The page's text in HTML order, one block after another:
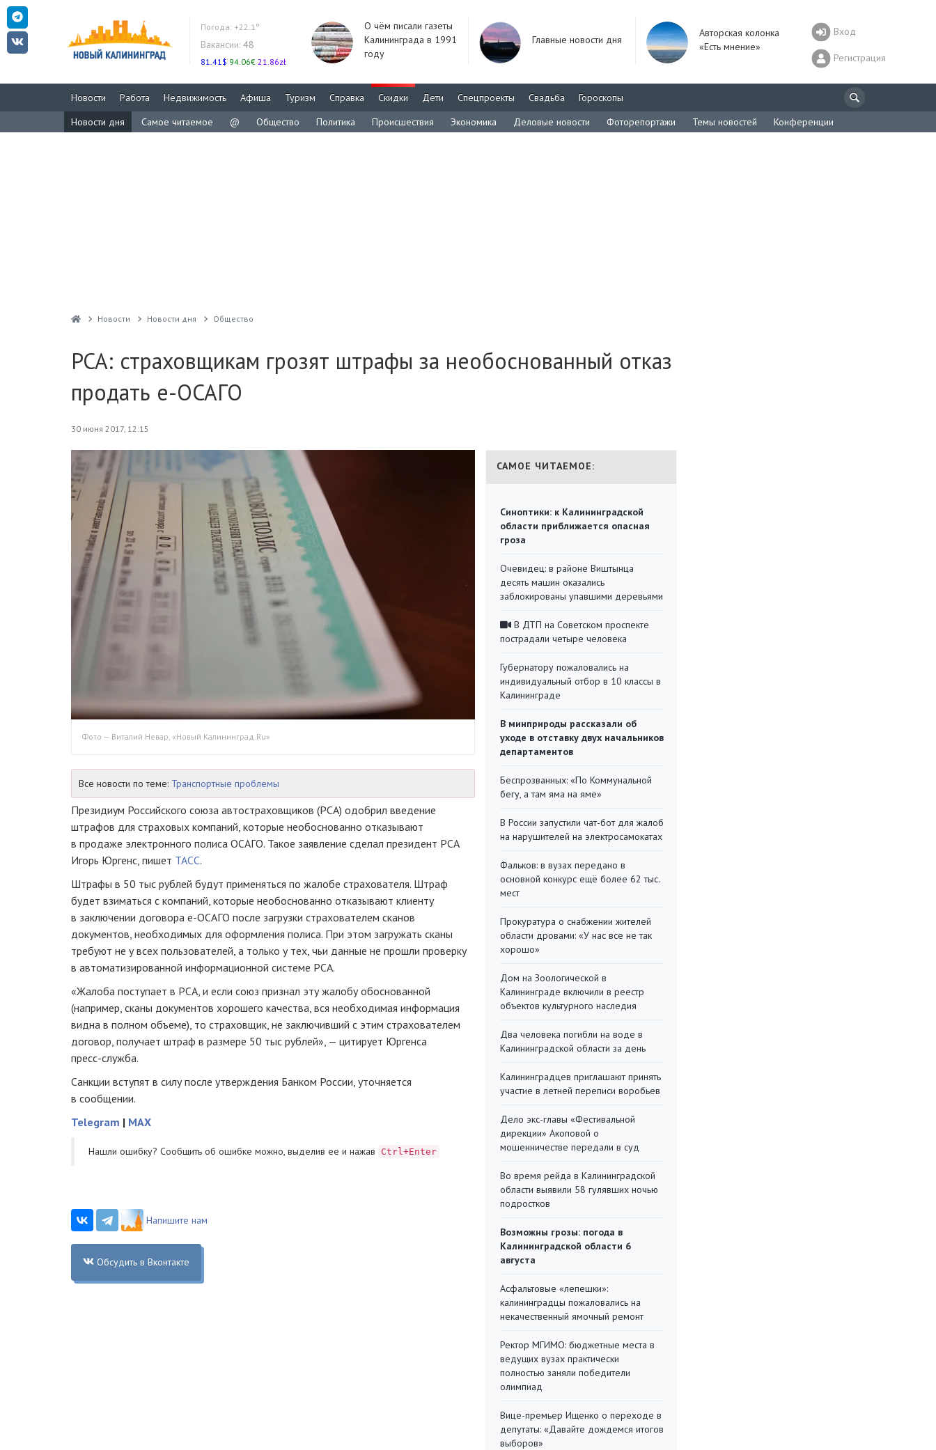
Погода: +22.1°
Вакансии: 48
81.41$ 94.06€ 21.86zł
О чём писали газеты
Калининграда в 1991
году
Главные новости дня
Авторская колонка
«Есть мнение»
Вход
Регистрация
Новости Работа Недвижимость Афиша Туризм Справка Скидки Дети Спецпроекты Свадьба
Гороскопы
Новости дня
Самое читаемое @ Общество Политика Происшествия Экономика Деловые новости Фоторепортажи Темы новостей Конференции
Новости Новости дня Общество
РСА: страховщикам грозят штрафы за необоснованный отказ
продать е-ОСАГО
30 июня 2017, 12:15
Фото — Виталий Невар, «Новый Калининград.Ru»
Все новости по теме: Транспортные проблемы
Президиум Российского союза автостраховщиков (РСА) одобрил введение
штрафов для страховых компаний, которые необоснованно отказывают
в продаже электронного полиса ОСАГО. Такое заявление сделал президент РСА
Игорь Юргенс, пишет ТАСС.
Штрафы в 50 тыс рублей будут применяться по жалобе страхователя. Штраф
будет взиматься с компаний, которые необоснованно отказывают клиенту
в заключении договора е-ОСАГО после загрузки страхователем сканов
документов, необходимых для оформления полиса. При этом загружать сканы
требуют не у всех пользователей, а только у тех, чьи данные не прошли проверку
в автоматизированной информационной системе РСА.
«Жалоба поступает в РСА, и если союз признал эту жалобу обоснованной
(например, сканы документов хорошего качества, вся необходимая информация
видна в полном объеме), то страховщик, не заключивший с этим страхователем
договор, получает штраф в размере 50 тыс рублей», — цитирует Юргенса
пресс-служба.
Санкции вступят в силу после утверждения Банком России, уточняется
в сообщении.
Telegram | MAX
Нашли ошибку? Cообщить об ошибке можно, выделив ее и нажав Ctrl+Enter
Напишите нам
Обсудить в Вконтакте
САМОЕ ЧИТАЕМОЕ:
Синоптики: к Калининградской
области приближается опасная
гроза
Очевидец: в районе Виштынца
десять машин оказались
заблокированы упавшими деревьями
В ДТП на Советском проспекте
пострадали четыре человека
Губернатору пожаловались на
индивидуальный отбор в 10 классы в
Калининграде
В минприроды рассказали об
уходе в отставку двух начальников
департаментов
Беспрозванных: «По Коммунальной
бегу, а там яма на яме»
В России запустили чат-бот для жалоб
на нарушителей на электросамокатах
Фальков: в вузах передано в
основной конкурс ещё более 62 тыс.
мест
Прокуратура о снабжении жителей
области дровами: «У нас все не так
хорошо»
Дом на Зоологической в
Калининграде включили в реестр
объектов культурного наследия
Два человека погибли на воде в
Калининградской области за день
Калининградцев приглашают принять
участие в летней переписи воробьев
Дело экс-главы «Фестивальной
дирекции» Акоповой о
мошенничестве передали в суд
Во время рейда в Калининградской
области выявили 58 гулявших ночью
подростков
Возможны грозы: погода в
Калининградской области 6
августа
Асфальтовые «лепешки»:
калининградцы пожаловались на
некачественный ямочный ремонт
Ректор МГИМО: бюджетные места в
ведущих вузах практически
полностью заняли победители
олимпиад
Вице-премьер Ищенко о переходе в
депутаты: «Давайте дождемся итогов
выборов»